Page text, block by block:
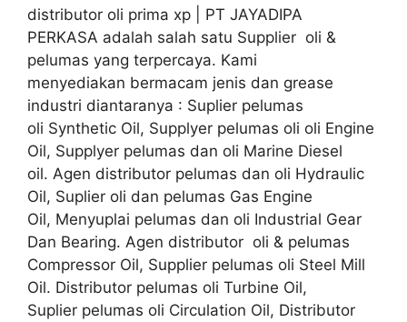
distributor oli prima xp | PT JAYADIPA
PERKASA adalah salah satu Supplier oli &
pelumas yang terpercaya. Kami
menyediakan bermacam jenis dan grease
industri diantaranya : Suplier pelumas
oli Synthetic Oil, Supplyer pelumas oli oli Engine
Oil, Supplyer pelumas dan oli Marine Diesel
oil. Agen distributor pelumas dan oli Hydraulic
Oil, Suplier oli dan pelumas Gas Engine
Oil, Menyuplai pelumas dan oli Industrial Gear
Dan Bearing. Agen distributor oli & pelumas
Compressor Oil, Supplier pelumas oli Steel Mill
Oil. Distributor pelumas oli Turbine Oil,
Suplier pelumas oli Circulation Oil, Distributor